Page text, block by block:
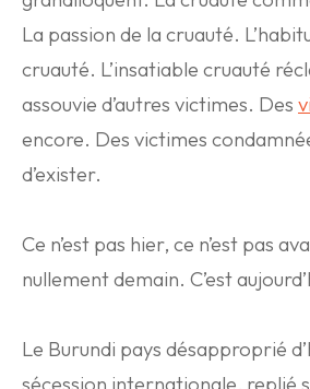
La passion de la cruauté.
cruauté. L’insatiable cruauté
assouvie d’autres victimes. Des
encore. Des victimes
d’exister.
Ce n’est pas hier, ce n’est pas
nullement demain. C’est
Le Burundi pays désapproprié